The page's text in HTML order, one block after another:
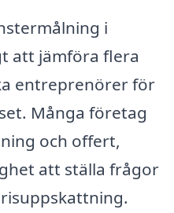
i
att jämföra flera
entreprenörer för
Många företag
och offert,
att ställa frågor